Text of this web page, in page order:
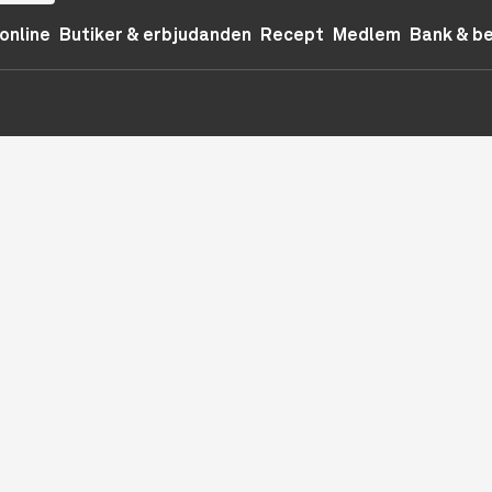
Butiker & erbjudanden Recept Medlem Bank &